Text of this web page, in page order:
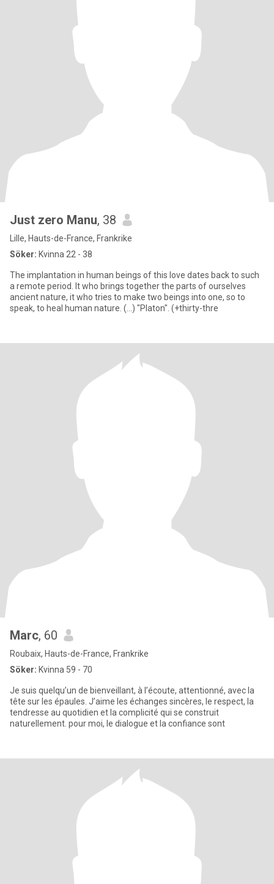
Just zero Manu, 38
Lille, Hauts-de-France, Frankrike
Söker: Kvinna 22 - 38
The implantation in human beings of this love dates back to such
a remote period. It who brings together the parts of ourselves
ancient nature, it who tries to make two beings into one, so to
speak, to heal human nature. (...) "Platon". (+thirty-thre
Marc, 60
Roubaix, Hauts-de-France, Frankrike
Söker: Kvinna 59 - 70
Je suis quelqu’un de bienveillant, à l’écoute, attentionné, avec la
tête sur les épaules. J’aime les échanges sincères, le respect, la
tendresse au quotidien et la complicité qui se construit
naturellement. pour moi, le dialogue et la confiance sont